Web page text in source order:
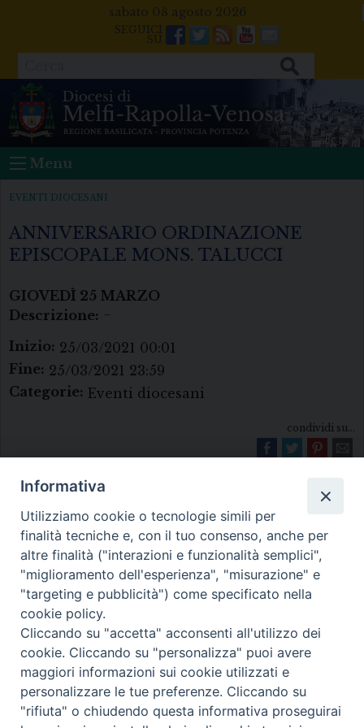
sabato 08 agosto 2026
Facebook
Twitter
FeedsYoutube
Mail
Menu
EVENTI DIOCESANI
ANNIVERSARIO ORDINAZIONE
EPISCOPALE MONS. TALUCCI
GIOVEDÌ 25 MARZO
Descrizione: –
Inizio: 25/03/2021 00:01
Fine: 25/03/2021 23:59
Categorie: Eventi diocesani
condividi su...
Diocesi di Melfi Rapolla Venosa
• Largo Duomo, 12 - 85025 MELFI (PZ) •
Tel. 0972238604
PEC ufficiale della Diocesi:
diocesi.melfi_rapolla_venosa@legalmail.it
Informativa
Utilizziamo cookie o tecnologie simili per
finalità tecniche e, con il tuo consenso, anche per
altre finalità ("interazioni e funzionalità semplici",
"miglioramento dell'esperienza", "misurazione" e
"targeting e pubblicità") come specificato nella
cookie policy.
Cliccando su "accetta" acconsenti all'utilizzo dei
cookie. Cliccando su "personalizza" puoi avere
maggiori informazioni sui cookie utilizzati e
personalizzare le tue preferenze. Cliccando su
"rifiuta" o chiudendo questa informativa proseguirai